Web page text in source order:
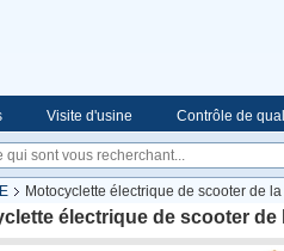
Visite d'usine Contrôle de
Motocyclette électrique de scooter de
électrique de scooter